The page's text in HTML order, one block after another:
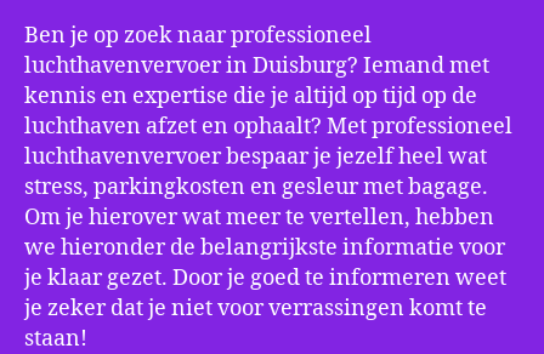
Ben je op zoek naar professioneel
luchthavenvervoer in Duisburg? Iemand met
kennis en expertise die je altijd op tijd op de
luchthaven afzet en ophaalt? Met professioneel
luchthavenvervoer bespaar je jezelf heel wat
stress, parkingkosten en gesleur met bagage.
Om je hierover wat meer te vertellen, hebben
we hieronder de belangrijkste informatie voor
je klaar gezet. Door je goed te informeren weet
je zeker dat je niet voor verrassingen komt te
staan!